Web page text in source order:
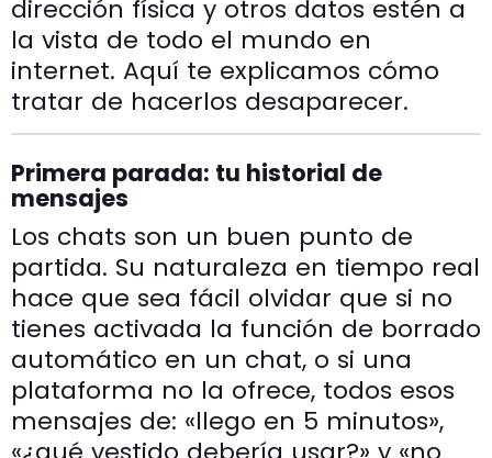
dirección física y otros datos estén a
la vista de todo el mundo en
internet. Aquí te explicamos cómo
tratar de hacerlos desaparecer.
Primera parada: tu historial de
mensajes
Los chats son un buen punto de
partida. Su naturaleza en tiempo real
hace que sea fácil olvidar que si no
tienes activada la función de borrado
automático en un chat, o si una
plataforma no la ofrece, todos esos
mensajes de: «llego en 5 minutos»,